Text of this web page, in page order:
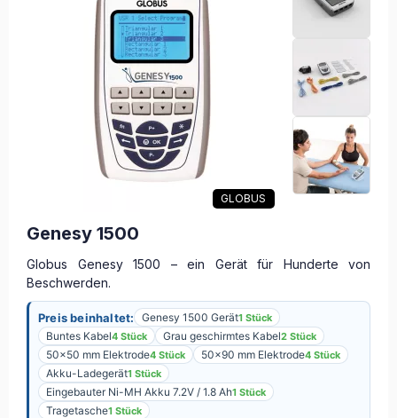
GLOBUS
Genesy 1500
Globus Genesy 1500 – ein Gerät für Hunderte von
Beschwerden.
Preis beinhaltet: Genesy 1500 Gerät1 Stück
Buntes Kabel4 Stück Grau geschirmtes Kabel2 Stück
50×50 mm Elektrode4 Stück 50×90 mm Elektrode4 Stück
Akku-Ladegerät1 Stück
Eingebauter Ni-MH Akku 7.2V / 1.8 Ah1 Stück
Tragetasche1 Stück